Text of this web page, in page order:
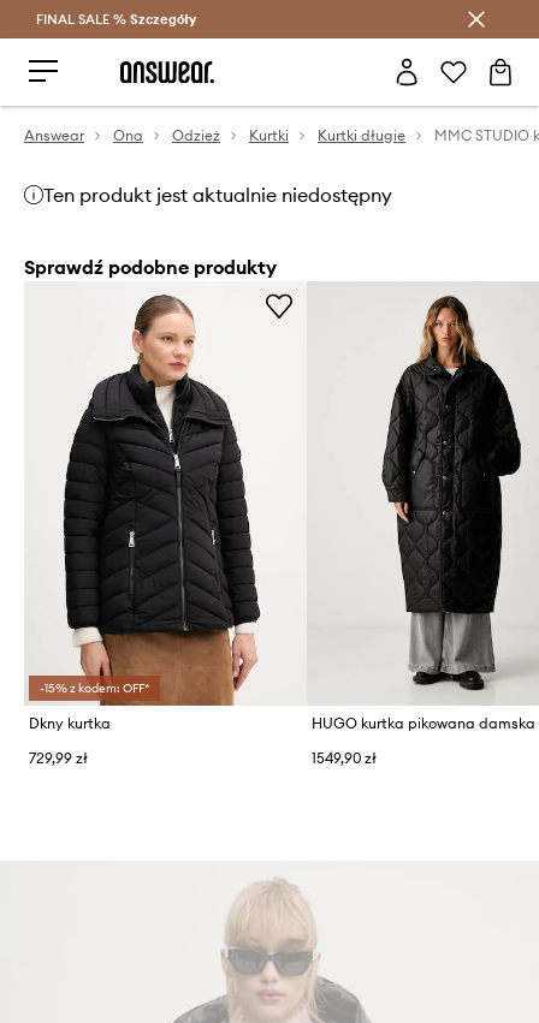
Oszczędzaj z Answear Club >
FINAL SALE % Szczegóły
Answear Ona Odzież Kurtki Kurtki długie
Ten produkt jest aktualnie niedostępny
Sprawdź podobne produkty
-15% z kodem: OFF*
Dkny kurtka
729,99 zł
HUGO kurtka pikowana damska
1549,90 zł